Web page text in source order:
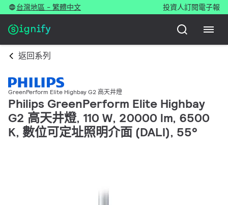
台灣地區 - 繁體中文 投資人訂閱電子報
返回系列
GreenPerform Elite Highbay G2 高天井燈
Philips GreenPerform Elite Highbay
G2 高天井燈, 110 W, 20000 lm, 6500
K, 數位可定址照明介面 (DALI), 55°